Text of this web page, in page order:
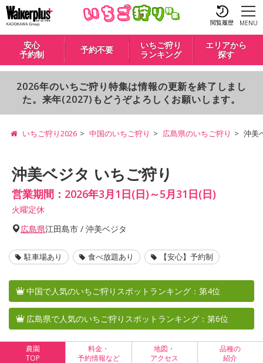
閲覧履歴 MENU
安心
予約制
予約不要
いちご狩り
ランキング
エリアから
探す
2026年のいちご狩り特集は情報の更新を終了しまし
た。来年(2027)もどうぞよろしくお願いします。
いちご狩り2026 中国のいちご狩り 広島県のいちご狩り 沖美
沖美ベジタ いちご狩り
営業期間：2026年3月1日(日)～5月31日(日)
火曜定休
広島県江田島市 / 沖美ベジタ
駐車場あり 食べ放題あり 【安心】予約制
中国で人気のいちご狩りスポットランキング：第4位
広島県で人気のいちご狩りスポットランキング：第6位
農園
TOP
料金・
予約情報など
地図・
アクセス
品種の
紹介